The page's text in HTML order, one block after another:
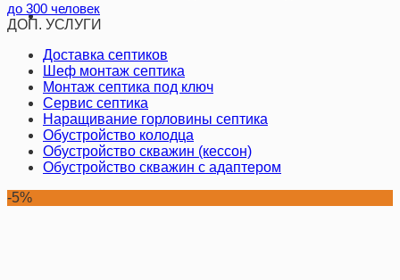
до 300 человек
ДОП. УСЛУГИ
Доставка септиков
Шеф монтаж септика
Монтаж септика под ключ
Сервис септика
Наращивание горловины септика
Обустройство колодца
Обустройство скважин (кессон)
Обустройство скважин с адаптером
-5%